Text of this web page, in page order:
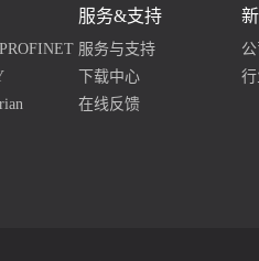
服务&支持
服务与支持
下载中心
在线反馈
行